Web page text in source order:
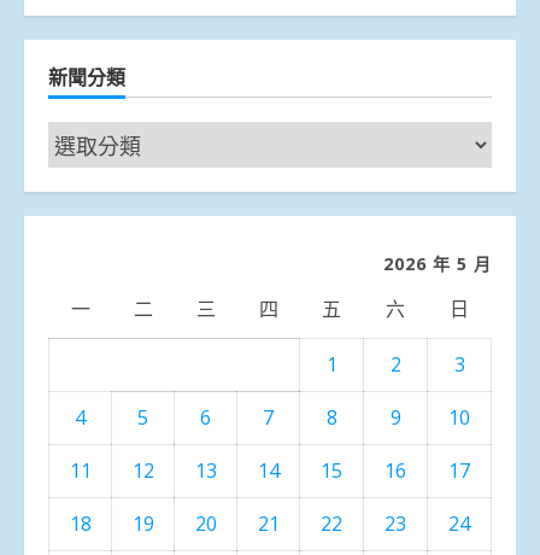
新聞分類
新
聞
分
2026 年 5 月
一 二 三 四 五 六 日
1 2
3
4
5 6 7 8 9
10
11
12 13 14 15 16
17
18
19 20 21 22 23 24